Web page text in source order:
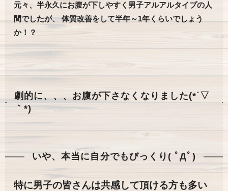
元々、半永久にお腹が下しやすく男子アルアルタイプの人
間でしたが、 体質改善をして半年～1年くらいでしょう
か！？
劇的に、、、お腹が下さなくなりました(*´▽
｀*)
いや、本当に自分でもびっくり( ﾟДﾟ)
特に男子の皆さんは共感して頂ける方も多い